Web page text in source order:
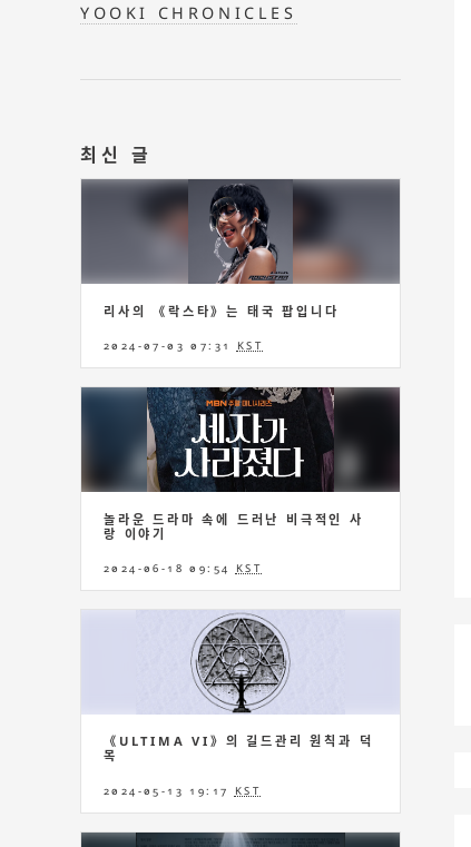
YOOKI CHRONICLES
최신 글
리사의 《락스타》는 태국 팝입니다
2024-07-03 07:31 KST
놀라운 드라마 속에 드러난 비극적인 사
랑 이야기
2024-06-18 09:54 KST
《ULTIMA VI》의 길드관리 원칙과 덕
목
2024-05-13 19:17 KST